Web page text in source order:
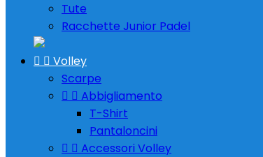
Tute
Racchette Junior Padel
  Volley
Scarpe
  Abbigliamento
T-Shirt
Pantaloncini
  Accessori Volley